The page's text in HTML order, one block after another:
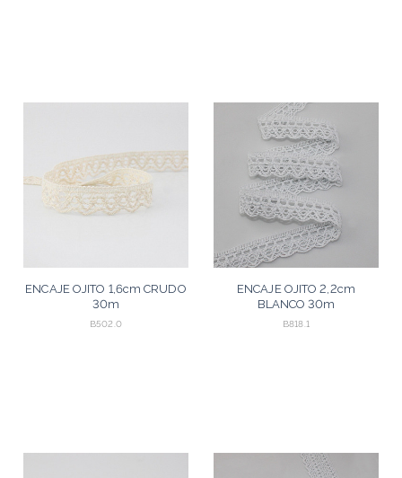
ENCAJE OJITO 1,6cm CRUDO
30m
B502.0
ENCAJE OJITO 2,2cm
BLANCO 30m
B818.1